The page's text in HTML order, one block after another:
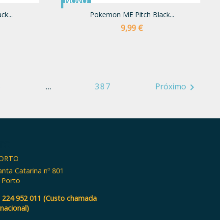
Pokemon ME Pitch Black...
Preço
9,99 €
… 387 Próximo 
Catarina nº 801
Porto
224 952 011 (Custo chamada